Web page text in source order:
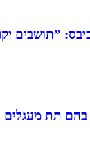
”תושבים
תת מעגלים